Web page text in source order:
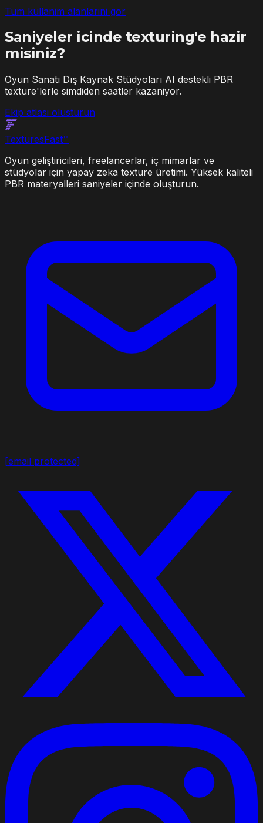
Tum kullanim alanlarini gor
Saniyeler icinde texturing'e hazir
misiniz?
Oyun Sanatı Dış Kaynak Stüdyoları AI destekli PBR
texture'lerle simdiden saatler kazaniyor.
Ekip atlasi olusturun
TexturesFast™
Oyun geliştiricileri, freelancerlar, iç mimarlar ve
stüdyolar için yapay zeka texture üretimi. Yüksek kaliteli
PBR materyalleri saniyeler içinde oluşturun.
[email protected]